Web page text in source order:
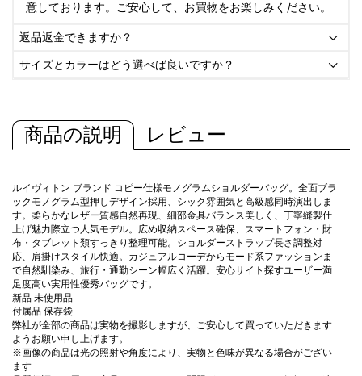
意しております。ご安心して、お買物をお楽しみください。
返品返金できますか？ 
サイズとカラーはどう選べば良いですか？ 
商品の説明 レビュー
ルイヴィトン ブランド コピー仕様モノグラムショルダーバッグ。全面ブラ
ックモノグラム型押しデザイン採用、シック雰囲気と高級感同時演出しま
す。柔らかなレザー質感自然再現、細部金具バランス美しく、丁寧縫製仕
上げ魅力際立つ人気モデル。広め収納スペース確保、スマートフォン・財
布・タブレット類すっきり整理可能。ショルダーストラップ長さ調整対
応、肩掛けスタイル快適。カジュアルコーデからモード系ファッションま
で自然馴染み、旅行・通勤シーン幅広く活躍。安心サイト探すユーザー満
足度高い実用性優秀バッグです。
新品 未使用品
付属品 保存袋
弊社が全部の商品は実物を撮影しますが、ご安心して買っていただきます
ようお願い申し上げます。
※画像の商品は光の照射や角度により、実物と色味が異なる場合がござい
ます